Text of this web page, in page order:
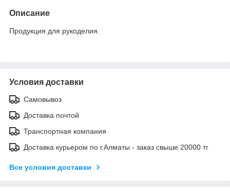
Описание
Продукция для рукоделия.
Условия доставки
Самовывоз
Доставка почтой
Транспортная компания
Доставка курьером по г.Алматы - заказ свыше 20000 тг
Все условия доставки